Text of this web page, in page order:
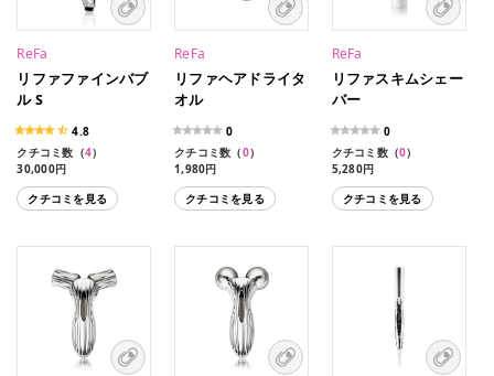
ReFa
リファファインバブ
ル S
4.8
クチコミ数（4）
30,000円
クチコミを見る
ReFa
リファヘアドライタ
オル
0
クチコミ数（0）
1,980円
クチコミを見る
ReFa
リファスキムシェー
バー
0
クチコミ数（0）
5,280円
クチコミを見る